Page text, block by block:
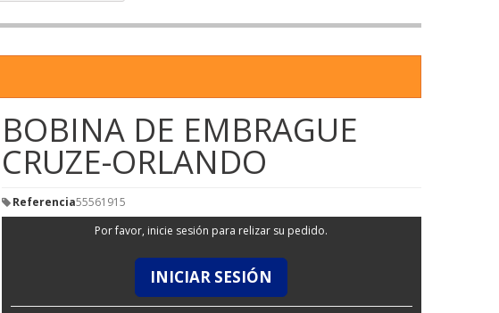
BOBINA DE EMBRAGUE
CRUZE-ORLANDO
Referencia55561915
Por favor, inicie sesión para relizar su pedido.
INICIAR SESIÓN